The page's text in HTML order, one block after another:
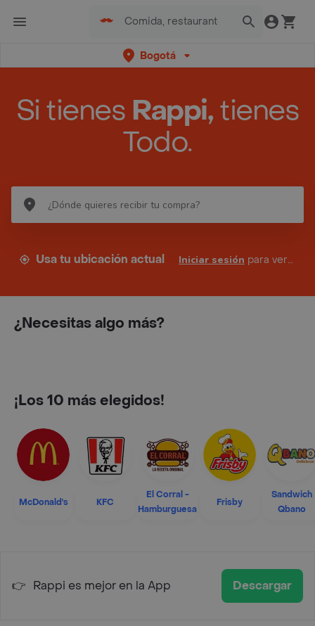
Bogotá
Si tienes Rappi,tienes
Todo.
Usa tu ubicación actual Iniciar sesión para ver tus direcciones
¿Necesitas algo más?
¡Los 10 más elegidos!
McDonald's KFC
El Corral -
Hamburguesa
Frisby
Sandwich
Qbano
👉 Rappi es mejor en la App Descargar